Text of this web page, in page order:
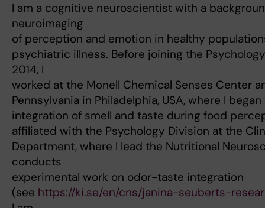
I am a cognitive neuroscientist with a
neuroimaging
of perception and emotion in healthy
psychiatric illness. Before joining the
2014, I
worked at the Monell Chemical Senses Center
Pennsylvania in Philadelphia, USA, where I
integration of smell and taste during food
affiliated with the Psychology Division at the
Department, where I lead the Nutritional
conducts
experimental work on odor-taste integration
(see https://ki.se/en/cns/janina-seuberts-